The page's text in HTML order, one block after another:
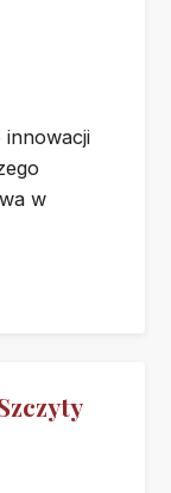
innowacji
w